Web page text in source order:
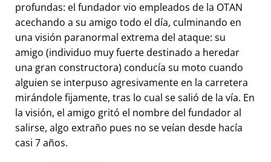
profundas: el fundador vio empleados de la OTAN
acechando a su amigo todo el día, culminando en
una visión paranormal extrema del ataque: su
amigo (individuo muy fuerte destinado a heredar
una gran constructora) conducía su moto cuando
alguien se interpuso agresivamente en la carretera
mirándole fijamente, tras lo cual se salió de la vía. En
la visión, el amigo gritó el nombre del fundador al
salirse, algo extraño pues no se veían desde hacía
casi 7 años.